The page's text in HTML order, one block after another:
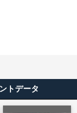
トデータ